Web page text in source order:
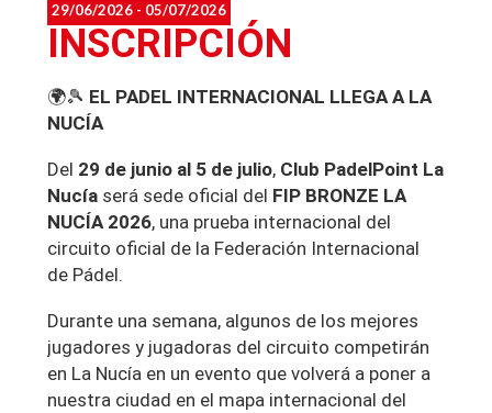
29/06/2026 - 05/07/2026
INSCRIPCIÓN
🌍🎾 EL PADEL INTERNACIONAL LLEGA A LA
NUCÍA
Del 29 de junio al 5 de julio, Club PadelPoint La
Nucía será sede oficial del FIP BRONZE LA
NUCÍA 2026, una prueba internacional del
circuito oficial de la Federación Internacional
de Pádel.
Durante una semana, algunos de los mejores
jugadores y jugadoras del circuito competirán
en La Nucía en un evento que volverá a poner a
nuestra ciudad en el mapa internacional del